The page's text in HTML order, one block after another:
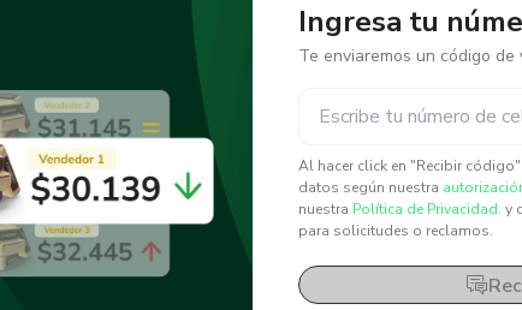
Ingresa tu
Te enviaremos un código de
Al hacer click en "Recibir
datos según nuestra
nuestra Política de Privacidad. y
para solicitudes o reclamos.